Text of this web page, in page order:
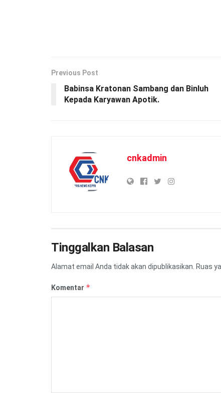
Previous Post
Babinsa Kratonan Sambang dan Binluh
Kepada Karyawan Apotik.
cnkadmin
Tinggalkan Balasan
Alamat email Anda tidak akan dipublikasikan. Ruas
Komentar *